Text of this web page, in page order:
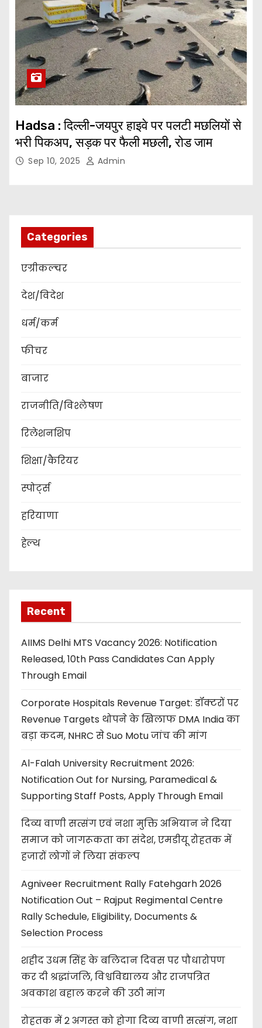
Hadsa : दिल्ली-जयपुर हाइवे पर पलटी मछलियों से
भरी पिकअप, सड़क पर फैली मछली, रोड जाम
Sep 10, 2025 Admin
Categories
एग्रीकल्चर
देश/विदेश
धर्म/कर्म
फीचर
बाजार
राजनीति/विश्लेषण
रिलेशनशिप
शिक्षा/कैरियर
स्पोर्ट्स
हरियाणा
हेल्थ
Recent
AIIMS Delhi MTS Vacancy 2026: Notification
Released, 10th Pass Candidates Can Apply
Through Email
Corporate Hospitals Revenue Target: डॉक्टरों पर
Revenue Targets थोपने के खिलाफ DMA India का
बड़ा कदम, NHRC से Suo Motu जांच की मांग
Al-Falah University Recruitment 2026:
Notification Out for Nursing, Paramedical &
Supporting Staff Posts, Apply Through Email
दिव्य वाणी सत्संग एवं नशा मुक्ति अभियान ने दिया
समाज को जागरूकता का संदेश, एमडीयू रोहतक में
हजारों लोगों ने लिया संकल्प
Agniveer Recruitment Rally Fatehgarh 2026
Notification Out – Rajput Regimental Centre
Rally Schedule, Eligibility, Documents &
Selection Process
शहीद उधम सिंह के बलिदान दिवस पर पौधारोपण
कर दी श्रद्धांजलि, विश्वविद्यालय और राजपत्रित
अवकाश बहाल करने की उठी मांग
रोहतक में 2 अगस्त को होगा दिव्य वाणी सत्संग, नशा